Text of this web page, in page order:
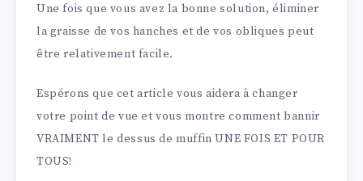
Une fois que vous avez la bonne solution, éliminer
la graisse de vos hanches et de vos obliques peut
être relativement facile.
Espérons que cet article vous aidera à changer
votre point de vue et vous montre comment bannir
VRAIMENT le dessus de muffin UNE FOIS ET POUR
TOUS!